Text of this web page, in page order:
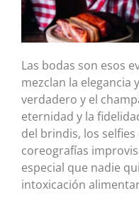
Las bodas son esos
mezclan la elegancia
verdadero y el
eternidad y la
del brindis, los
coreografías
especial que nadie
intoxicación